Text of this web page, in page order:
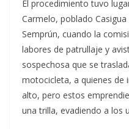
El procedimiento tuvo
Carmelo, poblado
Semprún, cuando la
labores de patrullaje y
sospechosa que se
motocicleta, a quienes de
alto, pero estos
una trilla, evadiendo a los